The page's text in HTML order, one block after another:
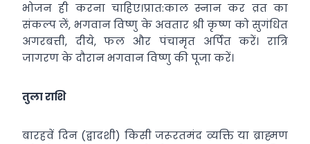
भोजन ही करना चाहिए।प्रात:काल स्नान कर व्रत का
संकल्प लें, भगवान विष्णु के अवतार श्री कृष्ण को सुगंधित
अगरबत्ती, दीये, फल और पंचामृत अर्पित करें। रात्रि
जागरण के दौरान भगवान विष्णु की पूजा करें।
तुला राशि
बारहवें दिन (द्वादशी) किसी जरूरतमंद व्यक्ति या ब्राह्मण